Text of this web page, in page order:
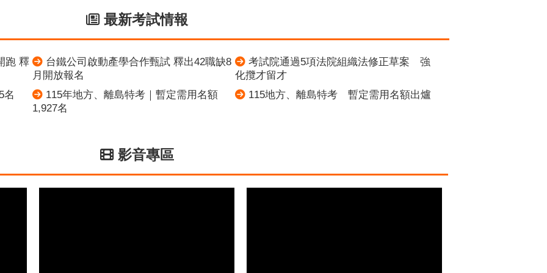
最新考試情報
跑 釋
台鐵公司啟動產學合作甄試 釋出42職缺8
月開放報名
考試院通過5項法院組織法修正草案 強
化攬才留才
名
115年地方、離島特考｜暫定需用名額
1,927名
115地方、離島特考 暫定需用名額出爐
影音專區